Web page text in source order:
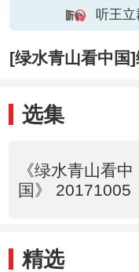
听王
[绿水青山看中国
选集
《绿水青山看中
国》 20171005
精选